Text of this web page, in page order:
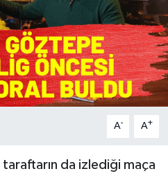
A- A+
da izlediği maça